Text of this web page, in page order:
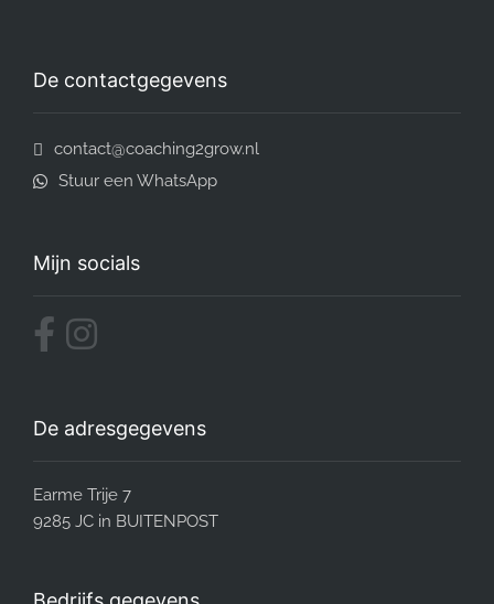
De contactgegevens
contact@coaching2grow.nl
Stuur een WhatsApp
Mijn socials
De adresgegevens
Earme Trije 7
9285 JC in BUITENPOST